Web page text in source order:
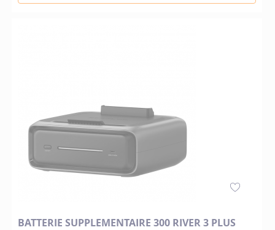
BATTERIE SUPPLEMENTAIRE 300 RIVER 3 PLUS